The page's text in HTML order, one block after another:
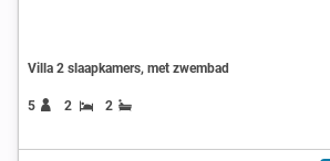
Villa 2 slaapkamers, met zwembad
5 2 2